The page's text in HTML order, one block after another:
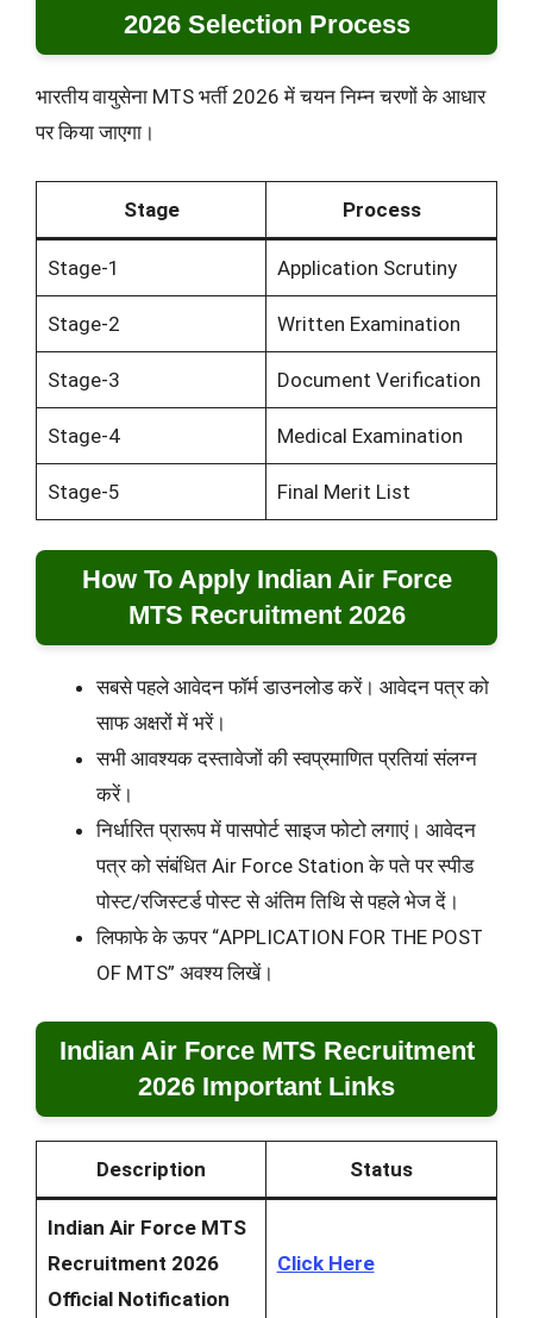
2026 Selection Process
भारतीय वायुसेना MTS भर्ती 2026 में चयन निम्न चरणों के आधार
पर किया जाएगा।
Stage Process
Stage-1 Application Scrutiny
Stage-2 Written Examination
Stage-3 Document Verification
Stage-4 Medical Examination
Stage-5 Final Merit List
How To Apply Indian Air Force
MTS Recruitment 2026
सबसे पहले आवेदन फॉर्म डाउनलोड करें। आवेदन पत्र को
साफ अक्षरों में भरें।
सभी आवश्यक दस्तावेजों की स्वप्रमाणित प्रतियां संलग्न
करें।
निर्धारित प्रारूप में पासपोर्ट साइज फोटो लगाएं। आवेदन
पत्र को संबंधित Air Force Station के पते पर स्पीड
पोस्ट/रजिस्टर्ड पोस्ट से अंतिम तिथि से पहले भेज दें।
लिफाफे के ऊपर “APPLICATION FOR THE POST
OF MTS” अवश्य लिखें।
Indian Air Force MTS Recruitment
2026 Important Links
Description Status
Indian Air Force MTS
Recruitment 2026
Official Notification
Click Here